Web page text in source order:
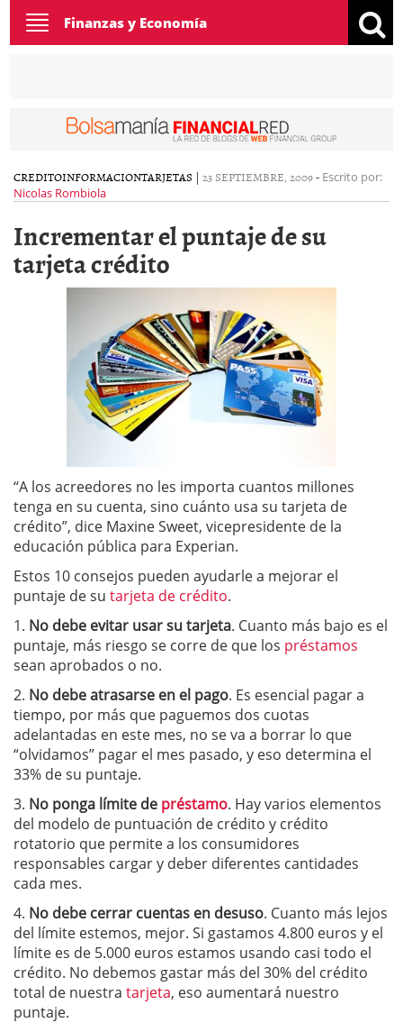
Toggle
navigation
Finanzas y Economía
CREDITOINFORMACIONTARJETAS | 23 SEPTIEMBRE, 2009- Escrito por:
Nicolas Rombiola
Incrementar el puntaje de su
tarjeta crédito
“A los acreedores no les importa cuantos millones
tenga en su cuenta, sino cuánto usa su tarjeta de
crédito”, dice Maxine Sweet, vicepresidente de la
educación pública para Experian.
Estos 10 consejos pueden ayudarle a mejorar el
puntaje de su tarjeta de crédito.
1. No debe evitar usar su tarjeta. Cuanto más bajo es el
puntaje, más riesgo se corre de que los préstamos
sean aprobados o no.
2. No debe atrasarse en el pago. Es esencial pagar a
tiempo, por más que paguemos dos cuotas
adelantadas en este mes, no se va a borrar lo que
“olvidamos” pagar el mes pasado, y eso determina el
33% de su puntaje.
3. No ponga límite de préstamo. Hay varios elementos
del modelo de puntuación de crédito y crédito
rotatorio que permite a los consumidores
responsables cargar y deber diferentes cantidades
cada mes.
4. No debe cerrar cuentas en desuso. Cuanto más lejos
del límite estemos, mejor. Si gastamos 4.800 euros y el
límite es de 5.000 euros estamos usando casi todo el
crédito. No debemos gastar más del 30% del crédito
total de nuestra tarjeta, eso aumentará nuestro
puntaje.